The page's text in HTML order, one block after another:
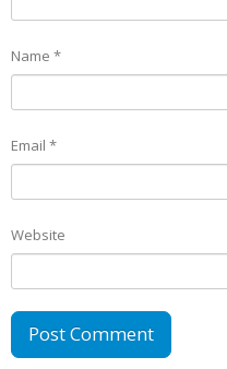
Name *
Email *
Website